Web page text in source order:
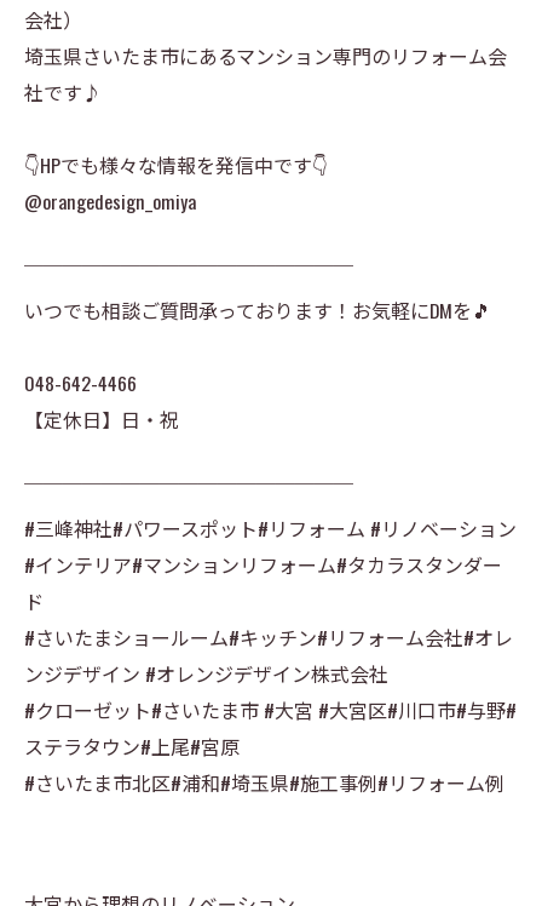
会社）
埼玉県さいたま市にあるマンション専門のリフォーム会
社です♪
👇HPでも様々な情報を発信中です👇
@orangedesign_omiya
￣￣￣￣￣￣￣￣￣￣￣￣￣￣￣￣￣
いつでも相談ご質問承っております！お気軽にDMを🎵
048-642-4466
【定休日】日・祝
￣￣￣￣￣￣￣￣￣￣￣￣￣￣￣￣￣
#三峰神社#パワースポット#リフォーム #リノベーション
#インテリア#マンションリフォーム#タカラスタンダー
ド
#さいたまショールーム#キッチン#リフォーム会社#オレ
ンジデザイン #オレンジデザイン株式会社
#クローゼット#さいたま市 #大宮 #大宮区#川口市#与野#
ステラタウン#上尾#宮原
#さいたま市北区#浦和#埼玉県#施工事例#リフォーム例